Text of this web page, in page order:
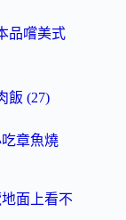
品嚐美式
飯 (27)
章魚燒
面上看不